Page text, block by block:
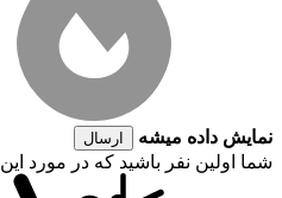
نمایش داده میشه
ارسال
شما اولین نفر باشید که در مورد این